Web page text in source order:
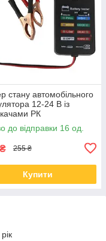
стану автомобільного
12-24 В із
РК
до відправки 16 од.
₴ 255 ₴
Купити